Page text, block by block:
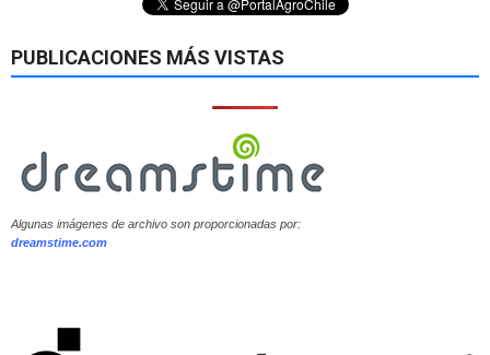
PUBLICACIONES MÁS VISTAS
Algunas imágenes de archivo son proporcionadas por:
dreamstime.com